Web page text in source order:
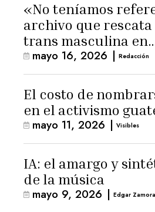
«No teníamos
archivo que
trans masculina en
Latinoamérica
mayo 16, 2026 | Redacción
El costo de
en el activismo
mayo 11, 2026 | Visibles
IA: el amargo y
de la música
mayo 9, 2026 | Edgar